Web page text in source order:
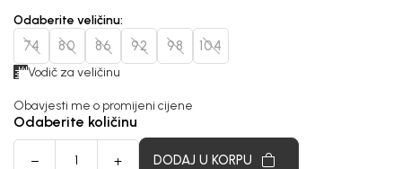
Odaberite veličinu:
74 80 86 92 98 104
Vodič za veličinu
Obavjesti me o promijeni cijene
Odaberite količinu
DODAJ U KORPU